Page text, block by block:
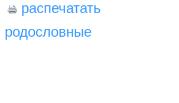
распечатать
родословные